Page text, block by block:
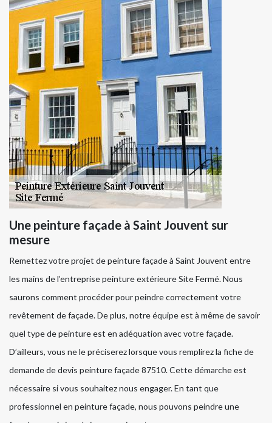
Une peinture façade à Saint Jouvent sur
mesure
Remettez votre projet de peinture façade à Saint Jouvent entre
les mains de l’entreprise peinture extérieure Site Fermé. Nous
saurons comment procéder pour peindre correctement votre
revêtement de façade. De plus, notre équipe est à même de savoir
quel type de peinture est en adéquation avec votre façade.
D’ailleurs, vous ne le préciserez lorsque vous remplirez la fiche de
demande de devis peinture façade 87510. Cette démarche est
nécessaire si vous souhaitez nous engager. En tant que
professionnel en peinture façade, nous pouvons peindre une